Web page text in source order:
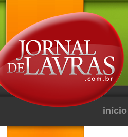
início